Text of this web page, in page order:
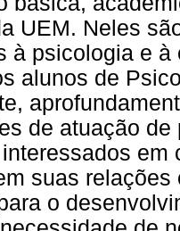
UEM. Neles
à psicologia e
alunos de
de atuação
em
suas
o